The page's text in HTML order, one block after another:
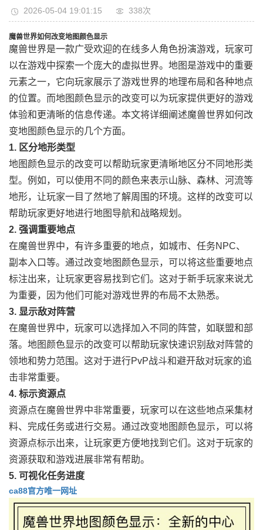
2026-05-04 19:01:15 338次
魔兽世界如何改变地图颜色显示
魔兽世界是一款广受欢迎的在线多人角色扮演游戏，玩家可
以在游戏中探索一个庞大的虚拟世界。地图是游戏中的重要
元素之一，它向玩家展示了游戏世界的地理布局和各种地点
的位置。而地图颜色显示的改变可以为玩家提供更好的游戏
体验和更清晰的信息传递。本文将详细阐述魔兽世界如何改
变地图颜色显示的几个方面。
1. 区分地形类型
地图颜色显示的改变可以帮助玩家更清晰地区分不同地形类
型。例如，可以使用不同的颜色来表示山脉、森林、河流等
地形，让玩家一目了然地了解周围的环境。这样的改变可以
帮助玩家更好地进行地图导航和战略规划。
2. 强调重要地点
在魔兽世界中，有许多重要的地点，如城市、任务NPC、
副本入口等。通过改变地图颜色显示，可以将这些重要地点
标注出来，让玩家更容易找到它们。这对于新手玩家来说尤
为重要，因为他们可能对游戏世界的布局不太熟悉。
3. 显示敌对阵营
在魔兽世界中，玩家可以选择加入不同的阵营，如联盟和部
落。地图颜色显示的改变可以帮助玩家快速识别敌对阵营的
领地和势力范围。这对于进行PvP战斗和避开敌对玩家的追
击非常重要。
4. 标示资源点
资源点在魔兽世界中非常重要，玩家可以在这些地点采集材
料、完成任务或进行交易。通过改变地图颜色显示，可以将
资源点标示出来，让玩家更方便地找到它们。这对于玩家的
资源获取和游戏进展非常有帮助。
5. 可视化任务进度
ca88官方唯一网址